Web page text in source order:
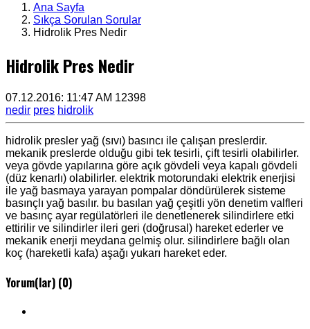
Ana Sayfa
Sıkça Sorulan Sorular
Hidrolik Pres Nedir
Hidrolik Pres Nedir
07.12.2016: 11:47 AM 12398
nedir pres hidrolik
hidrolik presler yağ (sıvı) basıncı ile çalışan preslerdir.
mekanik preslerde olduğu gibi tek tesirli, çift tesirli olabilirler.
veya gövde yapılarına göre açık gövdeli veya kapalı gövdeli
(düz kenarlı) olabilirler. elektrik motorundaki elektrik enerjisi
ile yağ basmaya yarayan pompalar döndürülerek sisteme
basınçlı yağ basılır. bu basılan yağ çeşitli yön denetim valfleri
ve basınç ayar regülatörleri ile denetlenerek silindirlere etki
ettirilir ve silindirler ileri geri (doğrusal) hareket ederler ve
mekanik enerji meydana gelmiş olur. silindirlere bağlı olan
koç (hareketli kafa) aşağı yukarı hareket eder.
Yorum(lar) (0)